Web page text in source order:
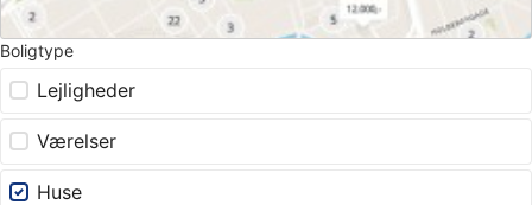
Boligtype
Lejligheder
Værelser
Huse